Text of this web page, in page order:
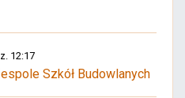
12:17
Szkół Budowlanych